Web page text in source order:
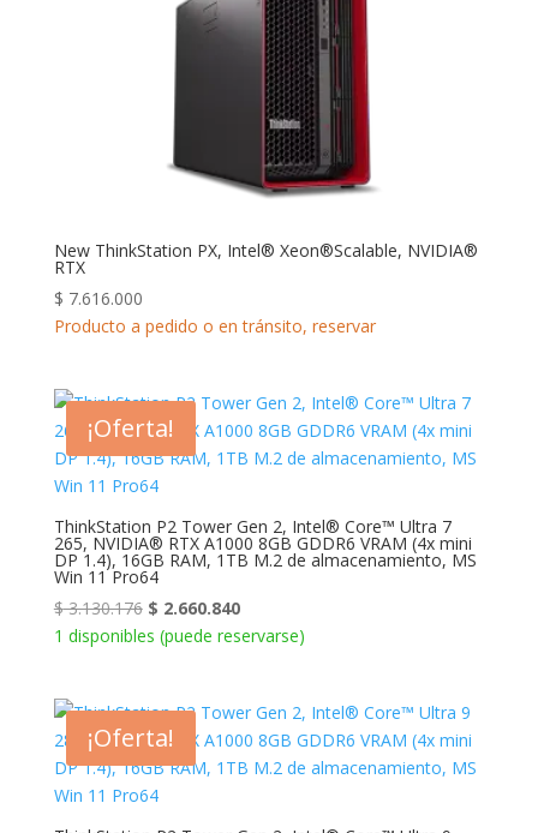
New ThinkStation PX, Intel® Xeon®Scalable, NVIDIA®
RTX
$ 7.616.000
Producto a pedido o en tránsito, reservar
¡Oferta!
ThinkStation P2 Tower Gen 2, Intel® Core™ Ultra 7
265, NVIDIA® RTX A1000 8GB GDDR6 VRAM (4x mini
DP 1.4), 16GB RAM, 1TB M.2 de almacenamiento, MS
Win 11 Pro64
$3.130.176 El
precio
$ 3.130.176.
$ 2.660.840El
precio
$ 2.660.840.
1 disponibles (puede reservarse)
¡Oferta!